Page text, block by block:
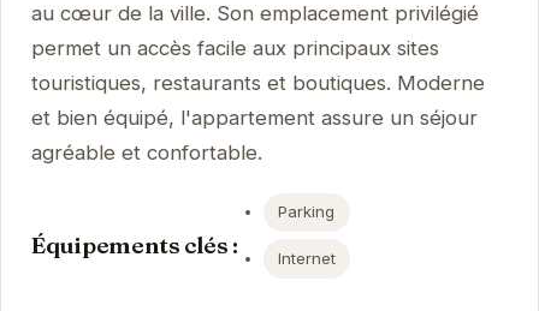
au cœur de la ville. Son emplacement privilégié
permet un accès facile aux principaux sites
touristiques, restaurants et boutiques. Moderne
et bien équipé, l'appartement assure un séjour
agréable et confortable.
Équipements clés :
Parking
Internet